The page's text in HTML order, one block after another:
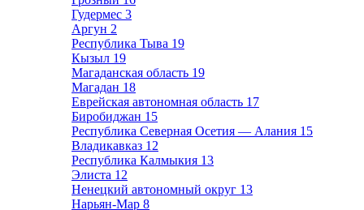
Гудермес 3
Аргун 2
Республика Тыва 19
Кызыл 19
Магаданская область 19
Магадан 18
Еврейская автономная область 17
Биробиджан 15
Республика Северная Осетия — Алания 15
Владикавказ 12
Республика Калмыкия 13
Элиста 12
Ненецкий автономный округ 13
Нарьян-Мар 8